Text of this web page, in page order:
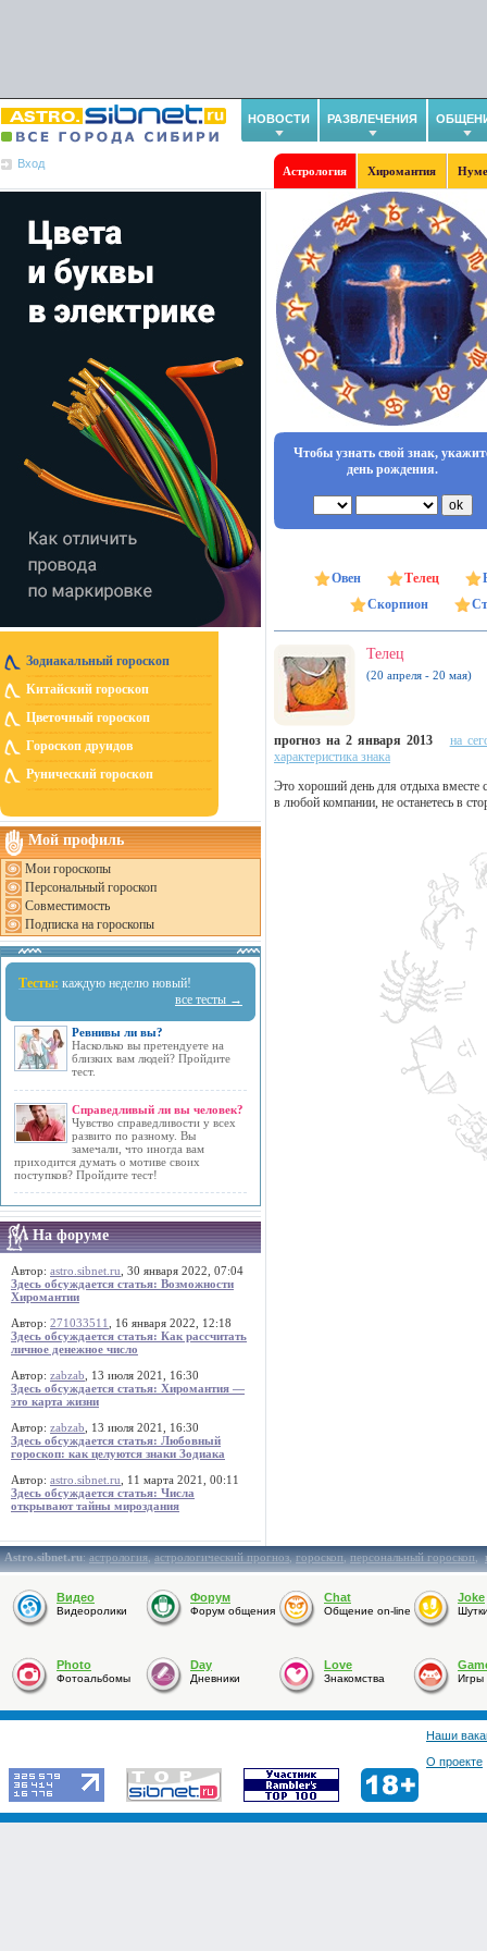
НОВОСТИ РАЗВЛЕЧЕНИЯ
Вход
Астрология Хиромантия
Зодиакальный гороскоп
Китайский гороскоп
Цветочный гороскоп
Гороскоп друидов
Рунический гороскоп
Мой профиль
Мои гороскопы
Персональный гороскоп
Совместимость
Подписка на гороскопы
Тесты: каждую неделю новый!
все тесты →
Ревнивы ли вы?
Насколько вы претендуете на
близких вам людей? Пройдите
тест.
Справедливый ли вы человек?
Чувство справедливости у всех
развито по разному. Вы
замечали, что иногда вам
приходится думать о мотиве своих
поступков? Пройдите тест!
На форуме
Автор: astro.sibnet.ru , 30 января 2022, 07:04
Здесь обсуждается статья: Возможности
Хиромантии
Автор: 271033511
, 16 января 2022, 12:18
Здесь обсуждается статья: Как рассчитать
личное денежное число
Автор: zabzab , 13 июля 2021, 16:30
Здесь обсуждается статья: Хиромантия —
это карта жизни
Автор: zabzab , 13 июля 2021, 16:30
Здесь обсуждается статья: Любовный
гороскоп: как целуются знаки Зодиака
Автор: astro.sibnet.ru , 11 марта 2021, 00:11
Здесь обсуждается статья: Числа
открывают тайны мироздания
Чтобы узнать свой знак,
день рождения.
Овен Телец
Скорпион
Телец
(20 апреля - 20 мая)
прогноз на 2 января 2013
на
характеристика знака
Это хороший день для отдыха вместе
в любой компании, не останетесь в
Astro.sibnet.ru:астрология,астрологический прогноз,гороскоп,персональный гороскоп,
Видео
Видеоролики
Форум
Форум общения
Chat
Общение on-line
Joke
Photo
Фотоальбомы
Day
Дневники
Love
Знакомства Игры
Наши
О проекте